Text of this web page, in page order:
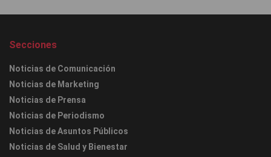
Secciones
Noticias de Comunicación
Noticias de Marketing
Noticias de Prensa
Noticias de Periodismo
Noticias de Asuntos Públicos
Noticias de Salud y Bienestar